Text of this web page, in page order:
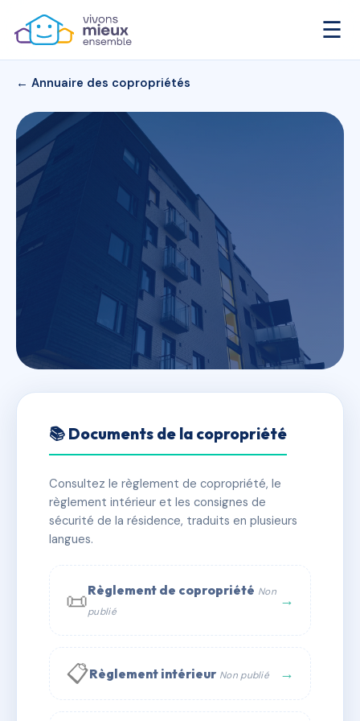
☰
← Annuaire des copropriétés
28 ALSACE LORRAINE
✓ Immatriculée 🏠 4 lots 🏗 1 bâtiment(s)
📞 Contacter Syndic Digital
📚 Documents de la copropriété
Consultez le règlement de copropriété, le
règlement intérieur et les consignes de
sécurité de la résidence, traduits en plusieurs
langues.
📜Règlement de copropriété Non
publié
→
📋Règlement intérieur Non publié →